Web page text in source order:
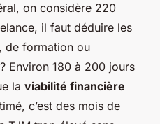
on considère 220
il faut déduire les
de formation ou
Environ 180 à 200 jours
la viabilité financière
c’est des mois de